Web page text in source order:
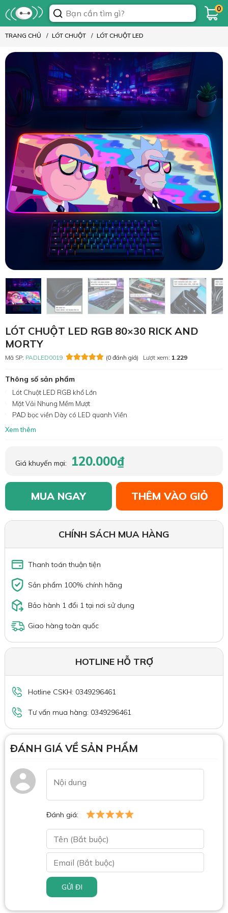
0
TRANG CHỦ LÓT CHUỘT LÓT CHUỘT LED
LÓT CHUỘT LED RGB 80×30 RICK AND
MORTY
Mã SP: PADLED0019 (0 đánh giá) Lượt xem: 1.229
Thông số sản phẩm
Lót Chuột LED RGB khổ Lớn
Mặt Vải Nhung Mềm Mượt
PAD bọc viền Dày có LED quanh Viền
Xem thêm
Giá khuyến mại: 120.000₫
MUA NGAY THÊM VÀO GIỎ
CHÍNH SÁCH MUA HÀNG
Thanh toán thuận tiện
Sản phẩm 100% chính hãng
Bảo hành 1 đổi 1 tại nơi sử dụng
Giao hàng toàn quốc
HOTLINE HỖ TRỢ
Hotline CSKH: 0349296461
Tư vấn mua hàng: 0349296461
ĐÁNH GIÁ VỀ SẢN PHẨM
Đánh giá:
GỬI ĐI